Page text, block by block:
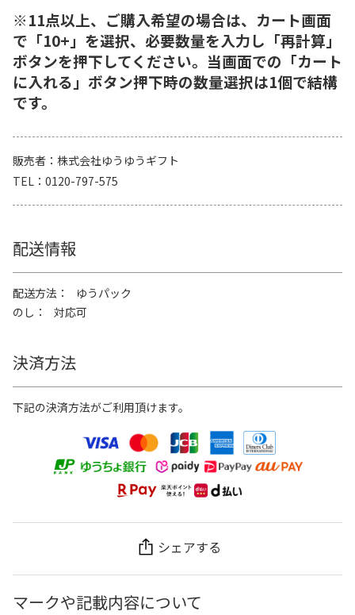
※11点以上、ご購入希望の場合は、カート画面
で「10+」を選択、必要数量を入力し「再計算」
ボタンを押下してください。当画面での「カート
に入れる」ボタン押下時の数量選択は1個で結構
です。
販売者
株式会社ゆうゆうギフト
TEL
0120-797-575
配送情報
配送方法
ゆうパック
のし
対応可
決済方法
下記の決済方法がご利用頂けます。
シェアする
マークや記載内容について